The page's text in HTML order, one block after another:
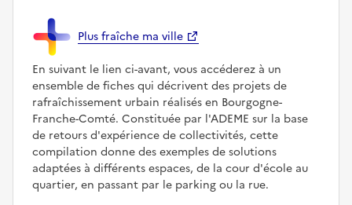
Plus fraîche ma ville
En suivant le lien ci-avant, vous accéderez à un
ensemble de fiches qui décrivent des projets de
rafraîchissement urbain réalisés en Bourgogne-
Franche-Comté. Constituée par l'ADEME sur la base
de retours d'expérience de collectivités, cette
compilation donne des exemples de solutions
adaptées à différents espaces, de la cour d'école au
quartier, en passant par le parking ou la rue.